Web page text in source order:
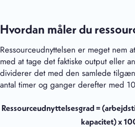
Hvordan måler du
Ressourceudnyttelsen er meget nem
med at tage det faktiske output eller
dividerer det med den samlede
antal timer og ganger derefter med
Ressourceudnyttelsesgrad =
kapacitet) x